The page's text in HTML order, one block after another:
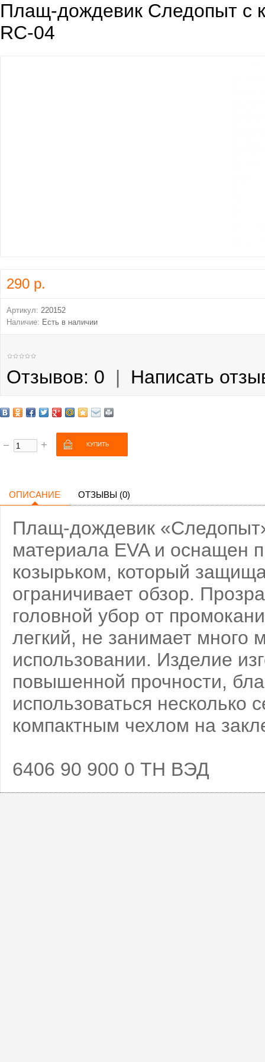
Плащ-дождевик Следопыт с
RC-04
290 р.
Артикул: 220152
Наличие: Есть в наличии
Отзывов: 0 | Написать
ОПИСАНИЕ ОТЗЫВЫ (0)
Плащ-дождевик
материала EVA и оснащен
козырьком, который
ограничивает обзор.
головной убор от
легкий, не занимает много
использовании. Изделие
повышенной прочности,
использоваться несколько
компактным чехлом на
6406 90 900 0 ТН ВЭД